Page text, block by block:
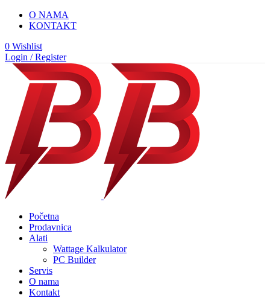
O NAMA
KONTAKT
0 Wishlist
Login / Register
Početna
Prodavnica
Alati
Wattage Kalkulator
PC Builder
Servis
O nama
Kontakt